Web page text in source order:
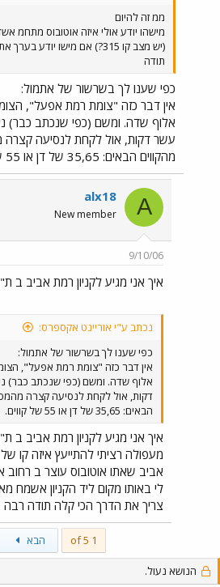
ממ זה להיום
מישהו יודע אולי איזה אוטובוס מתחמ
(יש מצב קו 315?) אם מישו
תודה
כפי שענו לך בשרשור של אתמול:
אין דבר כזה "צומת רמת אפעל",
אלוף שדה. ומשם (כפי שנכתב כבר)
עשר דקות, אול לקחת לנסיעה
מהקווים הבאים: 35,65 של דן או 55 של קווים.
A
alx18
New member
9/10/06
איך אני מגיע לקניון רמת אביב ב
נכתב ע"י אוריינט אקספרס:
כפי שענו לך בשרשור של אתמול:
אין דבר כזה "צומת רמת אפעל",
אלוף שדה. ומשם (כפי שנכתב כבר)
דקות, אול לקחת לנסיעה קצרה
הבאים: 35,65 של דן או 55 של קווים.
איך אני מגיע לקניון רמת אביב ב
מעפולה רציתי להתייעץ איזה קו
לי באותו מקום ליד הקניון אשמח
צריך את הדרך הכי קלה תודה רבה
1 of 5 הבא
הנושא נעול.